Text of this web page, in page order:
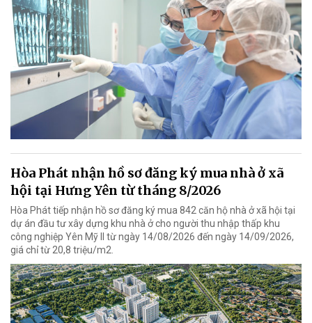
Hòa Phát nhận hồ sơ đăng ký mua nhà ở xã
hội tại Hưng Yên từ tháng 8/2026
Hòa Phát tiếp nhận hồ sơ đăng ký mua 842 căn hộ nhà ở xã hội tại
dự án đầu tư xây dựng khu nhà ở cho người thu nhập thấp khu
công nghiệp Yên Mỹ II từ ngày 14/08/2026 đến ngày 14/09/2026,
giá chỉ từ 20,8 triệu/m2.